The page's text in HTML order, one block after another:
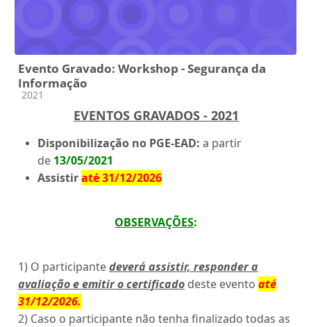
Evento Gravado: Workshop - Segurança da
Informação
Categoria do curso
2021
EVENTOS GRAVADOS - 2021
Disponibilização no PGE-EAD: a partir
de 13/05/2021
Assistiraté 31/12/2026
OBSERVAÇÕES:
1) O participantedeverá assistir, responder a
avaliação e emitir o certificado deste evento até
31/12/2026.
2) Caso o participante não tenha finalizado todas as